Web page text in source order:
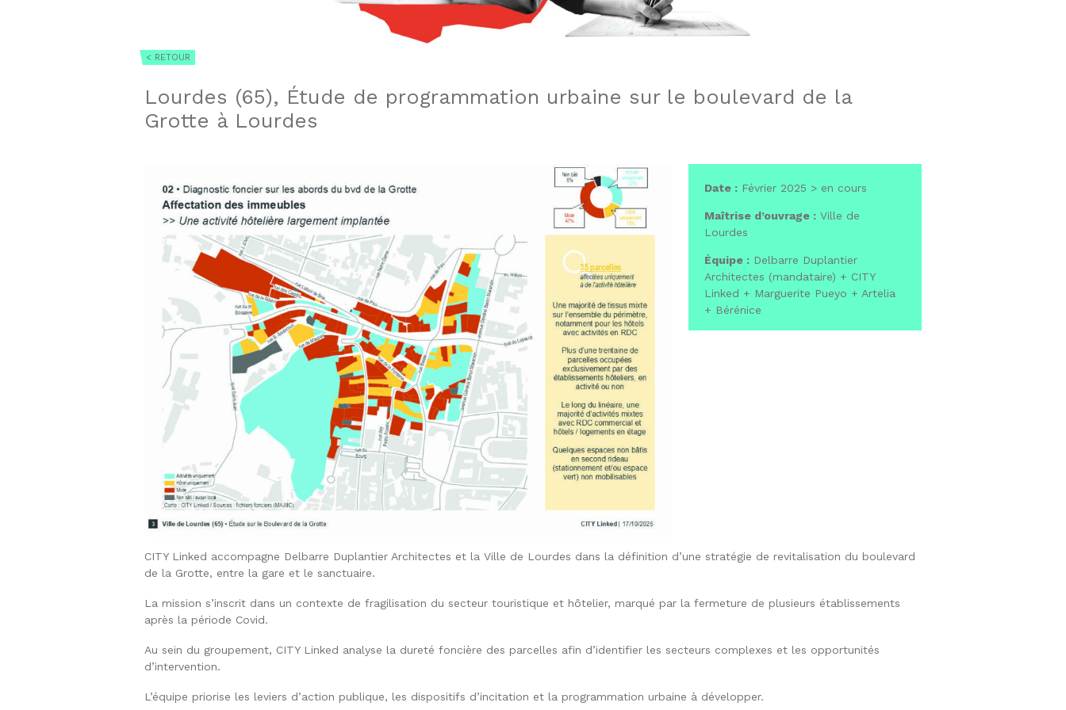
< RETOUR
Lourdes (65), Étude de programmation urbaine sur le boulevard de la
Grotte à Lourdes
Date : Février 2025 > en cours
Maîtrise d’ouvrage : Ville de
Lourdes
Équipe : Delbarre Duplantier
Architectes (mandataire) + CITY
Linked + Marguerite Pueyo + Artelia
+ Bérénice
CITY Linked accompagne Delbarre Duplantier Architectes et la Ville de Lourdes dans la définition d’une stratégie de revitalisation du boulevard
de la Grotte, entre la gare et le sanctuaire.
La mission s’inscrit dans un contexte de fragilisation du secteur touristique et hôtelier, marqué par la fermeture de plusieurs établissements
après la période Covid.
Au sein du groupement, CITY Linked analyse la dureté foncière des parcelles afin d’identifier les secteurs complexes et les opportunités
d’intervention.
L’équipe priorise les leviers d’action publique, les dispositifs d’incitation et la programmation urbaine à développer.